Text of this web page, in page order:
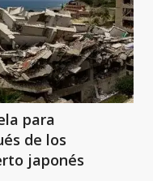
para
de los
japonés